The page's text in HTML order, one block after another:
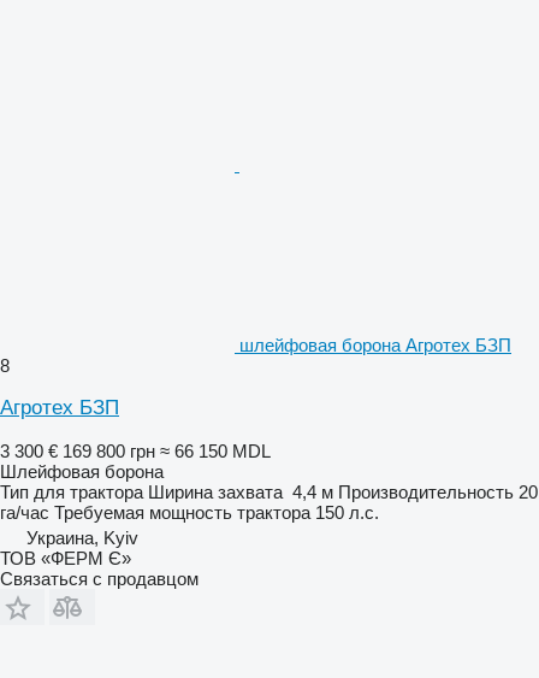
шлейфовая борона Агротех БЗП
8
Агротех БЗП
3 300 € 169 800 грн ≈ 66 150 MDL
Шлейфовая борона
Тип для трактора Ширина захвата 4,4 м Производительность 20
га/час Требуемая мощность трактора 150 л.с.
Украина, Kyiv
ТОВ «ФЕРМ Є»
Связаться с продавцом